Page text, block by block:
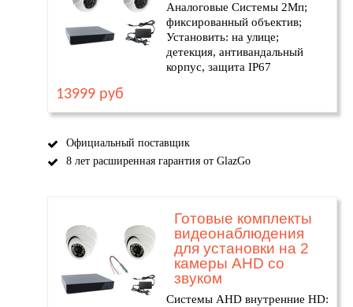
Аналоговые Системы 2Мп;
фиксированный объектив;
Установить: на улице;
детекция, антивандальный
корпус, защита IP67
13999 руб
Официальный поставщик
8 лет расширенная гарантия от GlazGo
Готовые комплекты
видеонаблюдения
для установки на 2
камеры AHD со
звуком
Системы AHD внутренние HD: